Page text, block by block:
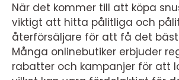
När det kommer till att köpa
viktigt att hitta pålitliga och
återförsäljare för att få det
Många onlinebutiker erbjuder
rabatter och kampanjer för att